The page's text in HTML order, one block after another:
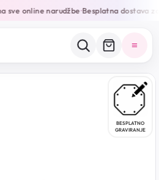
sve online narudžbe•Besplatna dostava za
BESPLATNO
GRAVIRANJE